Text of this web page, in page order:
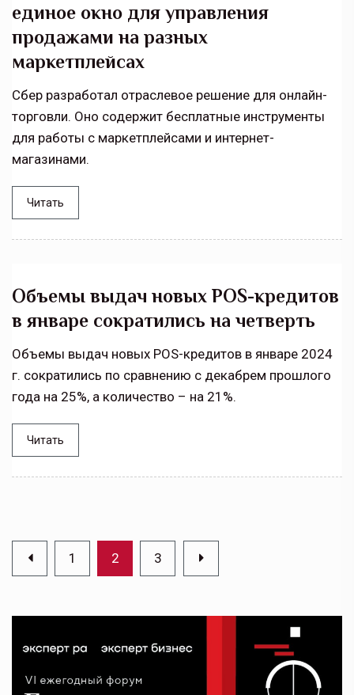
единое окно для управления
продажами на разных
маркетплейсах
Сбер разработал отраслевое решение для онлайн-
торговли. Оно содержит бесплатные инструменты
для работы с маркетплейсами и интернет-
магазинами.
Читать
Объемы выдач новых POS-кредитов
в январе сократились на четверть
Объемы выдач новых POS-кредитов в январе 2024
г. сократились по сравнению с декабрем прошлого
года на 25%, а количество – на 21%.
Читать
1 2 3